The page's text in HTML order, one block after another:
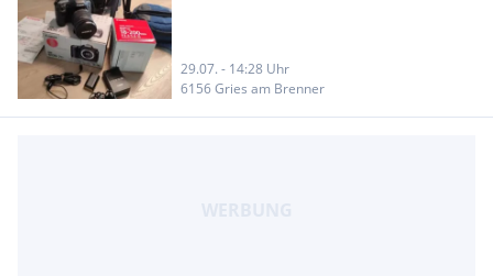
29.07. - 14:28 Uhr
6156 Gries am Brenner